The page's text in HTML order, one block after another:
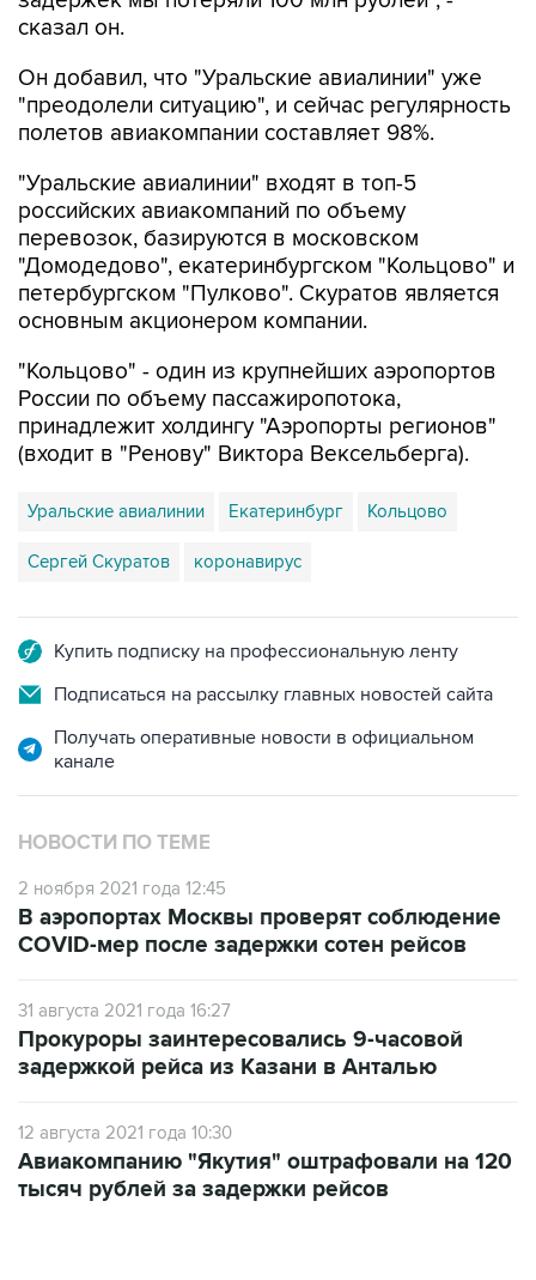
сказал он.
Он добавил, что "Уральские авиалинии" уже
"преодолели ситуацию", и сейчас регулярность
полетов авиакомпании составляет 98%.
"Уральские авиалинии" входят в топ-5
российских авиакомпаний по объему
перевозок, базируются в московском
"Домодедово", екатеринбургском "Кольцово" и
петербургском "Пулково". Скуратов является
основным акционером компании.
"Кольцово" - один из крупнейших аэропортов
России по объему пассажиропотока,
принадлежит холдингу "Аэропорты регионов"
(входит в "Ренову" Виктора Вексельберга).
Уральские авиалинии Екатеринбург Кольцово
Сергей Скуратов коронавирус
Купить подписку на профессиональную ленту
Подписаться на рассылку главных новостей сайта
Получать оперативные новости в официальном
канале
НОВОСТИ ПО ТЕМЕ
2 ноября 2021 года 12:45
В аэропортах Москвы проверят соблюдение
COVID-мер после задержки сотен рейсов
31 августа 2021 года 16:27
Прокуроры заинтересовались 9-часовой
задержкой рейса из Казани в Анталью
12 августа 2021 года 10:30
Авиакомпанию "Якутия" оштрафовали на 120
тысяч рублей за задержки рейсов